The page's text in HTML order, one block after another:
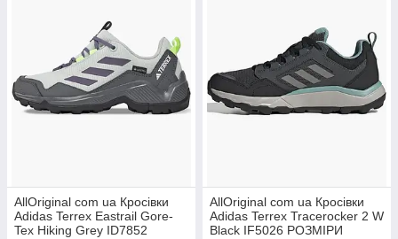
AllOriginal com ua Кросівки
Adidas Terrex Eastrail Gore-
Tex Hiking Grey ID7852
AllOriginal com ua Кросівки
Adidas Terrex Tracerocker 2 W
Black IF5026 РОЗМІРИ